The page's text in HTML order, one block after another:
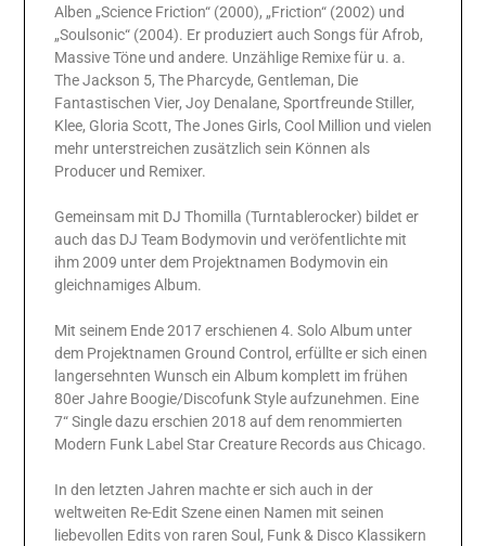
Alben „Science Friction“ (2000), „Friction“ (2002) und
„Soulsonic“ (2004). Er produziert auch Songs für Afrob,
Massive Töne und andere. Unzählige Remixe für u. a.
The Jackson 5, The Pharcyde, Gentleman, Die
Fantastischen Vier, Joy Denalane, Sportfreunde Stiller,
Klee, Gloria Scott, The Jones Girls, Cool Million und vielen
mehr unterstreichen zusätzlich sein Können als
Producer und Remixer.
Gemeinsam mit DJ Thomilla (Turntablerocker) bildet er
auch das DJ Team Bodymovin und veröfentlichte mit
ihm 2009 unter dem Projektnamen Bodymovin ein
gleichnamiges Album.
Mit seinem Ende 2017 erschienen 4. Solo Album unter
dem Projektnamen Ground Control, erfüllte er sich einen
langersehnten Wunsch ein Album komplett im frühen
80er Jahre Boogie/Discofunk Style aufzunehmen. Eine
7“ Single dazu erschien 2018 auf dem renommierten
Modern Funk Label Star Creature Records aus Chicago.
In den letzten Jahren machte er sich auch in der
weltweiten Re-Edit Szene einen Namen mit seinen
liebevollen Edits von raren Soul, Funk & Disco Klassikern